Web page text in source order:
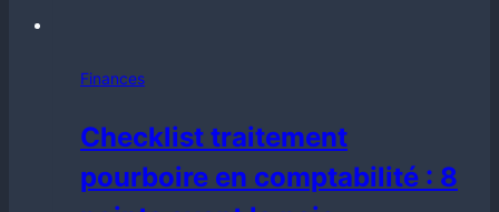
Finances
Checklist traitement
pourboire en comptabilité : 8